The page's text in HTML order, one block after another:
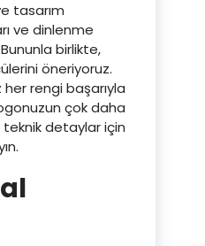
tasarım
ve dinlenme
birlikte,
öneriyoruz.
rengi başarıyla
çok daha
teknik detaylar için